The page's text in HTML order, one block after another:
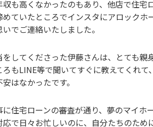
も高くなかったのもあり、他店で住宅
ていたところでインスタにアロックホ
でご連絡いたしました。
をしてくださった伊藤さんは、とても親
もLINE等で聞いてすぐに教えてくれ
はなかったです。
住宅ローンの審査が通り、夢のマイホ
で日々お忙しいのに、自分たちのため